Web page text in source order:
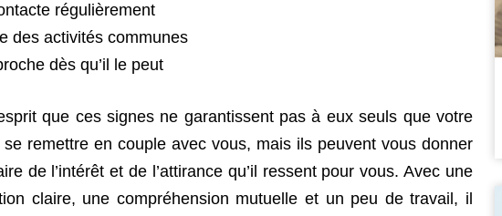
régulièrement
des activités communes
dès qu’il le peut
que ces signes ne garantissent pas à eux seuls que votre
remettre en couple avec vous, mais ils peuvent vous donner
de l’intérêt et de l’attirance qu’il ressent pour vous. Avec une
claire, une compréhension mutuelle et un peu de travail, il